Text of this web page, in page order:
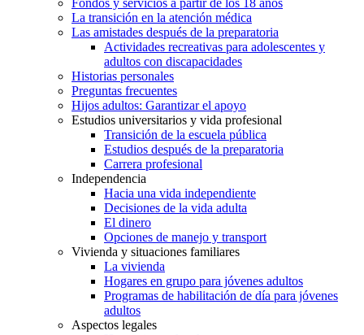
La transición en la atención médica
Las amistades después de la preparatoria
Actividades recreativas para adolescentes y
adultos con discapacidades
Historias personales
Preguntas frecuentes
Hijos adultos: Garantizar el apoyo
Estudios universitarios y vida profesional
Transición de la escuela pública
Estudios después de la preparatoria
Carrera profesional
Independencia
Hacia una vida independiente
Decisiones de la vida adulta
El dinero
Opciones de manejo y transport
Vivienda y situaciones familiares
La vivienda
Hogares en grupo para jóvenes adultos
Programas de habilitación de día para jóvenes
adultos
Aspectos legales